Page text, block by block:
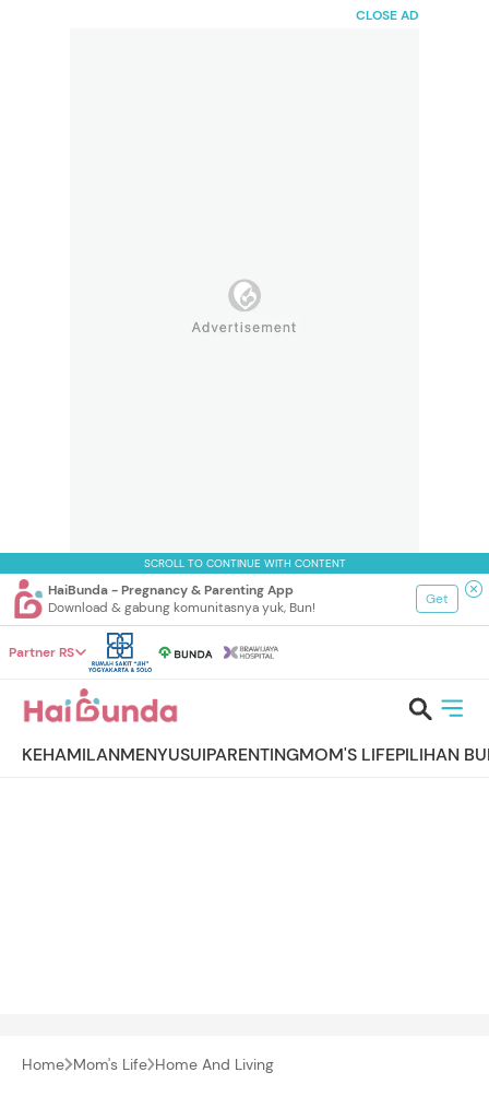
CLOSE AD
SCROLL TO CONTINUE WITH CONTENT
HaiBunda - Pregnancy & Parenting App
Download & gabung komunitasnya yuk, Bun!
Get
Partner RS
KEHAMILANMENYUSUIPARENTINGMOM'S LIFEPILIHAN
Home Mom's Life Home And Living